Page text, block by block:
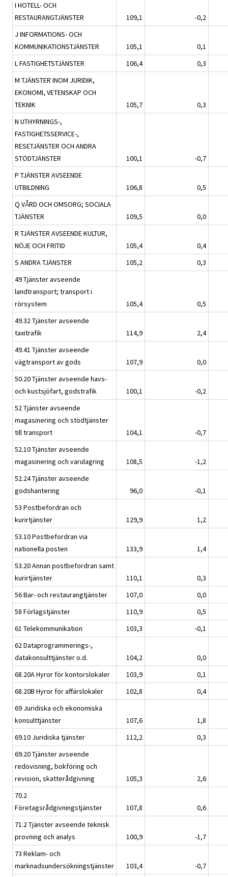
I HOTELL- OCH
RESTAURANGTJÄNSTER
109,1
-0,2
J INFORMATIONS- OCH
KOMMUNIKATIONSTJÄNSTER
105,1
0,1
L FASTIGHETSTJÄNSTER
106,4
0,3
M TJÄNSTER INOM JURIDIK,
EKONOMI, VETENSKAP OCH
TEKNIK
105,7
0,3
N UTHYRNINGS-,
FASTIGHETSSERVICE-,
RESETJÄNSTER OCH ANDRA
STÖDTJÄNSTER
100,1
-0,7
P TJÄNSTER AVSEENDE
UTBILDNING
106,8
0,5
Q VÅRD OCH OMSORG; SOCIALA
TJÄNSTER
109,5
0,0
R TJÄNSTER AVSEENDE KULTUR,
NÖJE OCH FRITID
105,4
0,4
S ANDRA TJÄNSTER
105,2
0,3
49 Tjänster avseende
landtransport; transport i
rörsystem
105,4
0,5
49.32 Tjänster avseende
taxitrafik
114,9
2,4
49.41 Tjänster avseende
vägtransport av gods
107,9
0,0
50.20 Tjänster avseende havs-
och kustsjöfart, godstrafik
100,1
-0,2
52 Tjänster avseende
magasinering och stödtjänster
till transport
104,1
-0,7
52.10 Tjänster avseende
magasinering och varulagring
108,5
-1,2
52.24 Tjänster avseende
godshantering
96,0
-0,1
53 Postbefordran och
kurirtjänster
129,9
1,2
53.10 Postbefordran via
nationella posten
133,9
1,4
53.20 Annan postbefordran samt
kurirtjänster
110,1
0,3
56 Bar- och restaurangtjänster
107,0
0,0
58 Förlagstjänster
110,9
0,5
61 Telekommunikation
103,3
-0,1
62 Dataprogrammerings-,
datakonsulttjänster o.d.
104,2
0,0
68.20A Hyror för kontorslokaler
103,9
0,1
68.20B Hyror för affärslokaler
102,8
0,4
69 Juridiska och ekonomiska
konsulttjänster
107,6
1,8
69.10 Juridiska tjänster
112,2
0,3
69.20 Tjänster avseende
redovisning, bokföring och
revision, skatterådgivning
105,3
2,6
70.2
Företagsrådgivningstjänster
107,8
0,6
71.2 Tjänster avseende teknisk
provning och analys
100,9
-1,7
73 Reklam- och
marknadsundersökningstjänster
103,4 -0,7